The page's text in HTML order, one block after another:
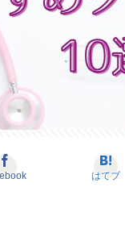
はてブ